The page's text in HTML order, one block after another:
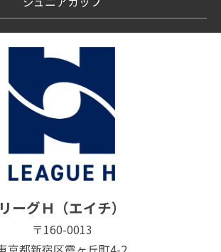
リーグＨ（エイチ）
〒160-0013